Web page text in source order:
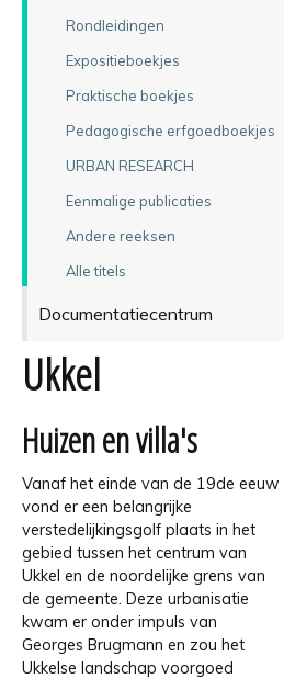
Rondleidingen
Expositieboekjes
Praktische boekjes
Pedagogische erfgoedboekjes
URBAN RESEARCH
Eenmalige publicaties
Andere reeksen
Alle titels
Documentatiecentrum
Ukkel
Huizen en villa's
Vanaf het einde van de 19de eeuw
vond er een belangrijke
verstedelijkingsgolf plaats in het
gebied tussen het centrum van
Ukkel en de noordelijke grens van
de gemeente. Deze urbanisatie
kwam er onder impuls van
Georges Brugmann en zou het
Ukkelse landschap voorgoed